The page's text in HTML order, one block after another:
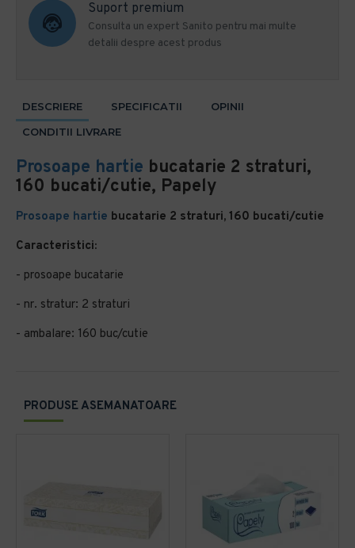
Suport premium
Consulta un expert Sanito pentru mai multe
detalii despre acest produs
PRODUSE ASEMANATOARE
DESCRIERE SPECIFICATII
OPINII
CONDITII LIVRARE
Prosoape hartie bucatarie 2 straturi,
160 bucati/cutie, Papely
Prosoape hartie bucatarie 2 straturi, 160 bucati/cutie
Caracteristici:
- prosoape bucatarie
- nr. stratur: 2 straturi
- ambalare: 160 buc/cutie